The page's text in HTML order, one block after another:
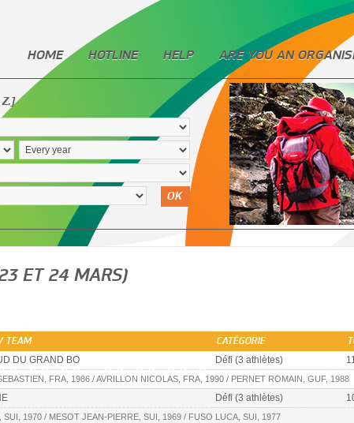
HOME HOTLINE HELP ARE YOU AN
Z.]
OK
ET 24 MARS)
TEAM CATÉGORIE
DU GRAND BO Défi (3 athlètes)
FRA, 1986 / AVRILLON NICOLAS, FRA, 1990 / PERNET ROMAIN, GUF, 1988
Défi (3 athlètes)
SUI, 1970 / MESOT JEAN-PIERRE, SUI, 1969 / FUSO LUCA, SUI, 1977